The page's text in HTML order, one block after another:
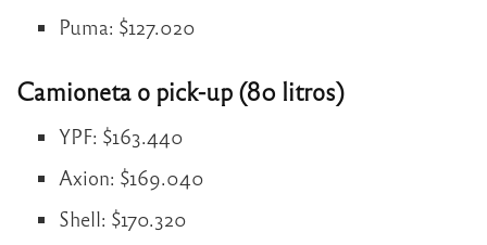
Puma: $127.020
Camioneta o pick-up (80 litros)
YPF: $163.440
Axion: $169.040
Shell: $170.320